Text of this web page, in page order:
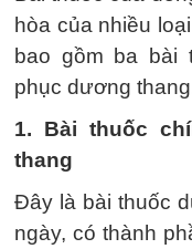
hòa của nhiều
bao gồm ba bài
phục dương
1. Bài thuốc
thang
Đây là bài thuốc
ngày, có thành